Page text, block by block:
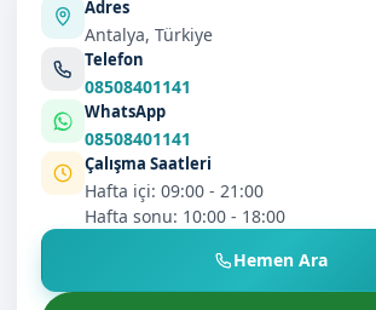
Adres
Antalya, Türkiye
Telefon
08508401141
WhatsApp
08508401141
Çalışma Saatleri
Hafta içi: 09:00 - 21:00
Hafta sonu: 10:00 - 18:00
Hemen Ara